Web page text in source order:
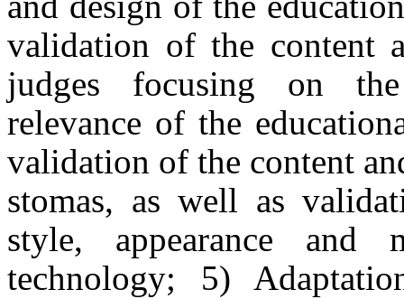
validation of the content
judges focusing on
relevance of the
validation of the content
stomas, as well as
style, appearance and
technology; 5)